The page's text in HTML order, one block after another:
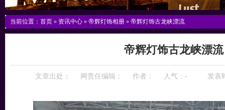
当前位置： 首页 » 资讯中心 » 帝辉灯饰相册 » 帝辉灯饰古龙峡漂流
帝辉灯饰古龙峡漂流
文章出处： 网责任编辑： 作者： 人气： - 发表